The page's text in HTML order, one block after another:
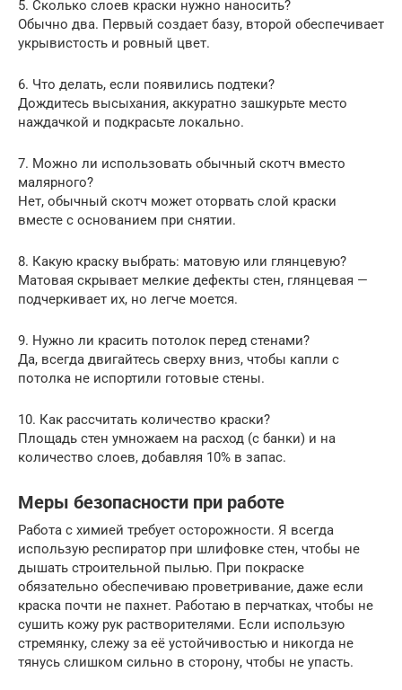
5. Сколько слоев краски нужно наносить?
Обычно два. Первый создает базу, второй обеспечивает
укрывистость и ровный цвет.
6. Что делать, если появились подтеки?
Дождитесь высыхания, аккуратно зашкурьте место
наждачкой и подкрасьте локально.
7. Можно ли использовать обычный скотч вместо
малярного?
Нет, обычный скотч может оторвать слой краски
вместе с основанием при снятии.
8. Какую краску выбрать: матовую или глянцевую?
Матовая скрывает мелкие дефекты стен, глянцевая —
подчеркивает их, но легче моется.
9. Нужно ли красить потолок перед стенами?
Да, всегда двигайтесь сверху вниз, чтобы капли с
потолка не испортили готовые стены.
10. Как рассчитать количество краски?
Площадь стен умножаем на расход (с банки) и на
количество слоев, добавляя 10% в запас.
Меры безопасности при работе
Работа с химией требует осторожности. Я всегда
использую респиратор при шлифовке стен, чтобы не
дышать строительной пылью. При покраске
обязательно обеспечиваю проветривание, даже если
краска почти не пахнет. Работаю в перчатках, чтобы не
сушить кожу рук растворителями. Если использую
стремянку, слежу за её устойчивостью и никогда не
тянусь слишком сильно в сторону, чтобы не упасть.